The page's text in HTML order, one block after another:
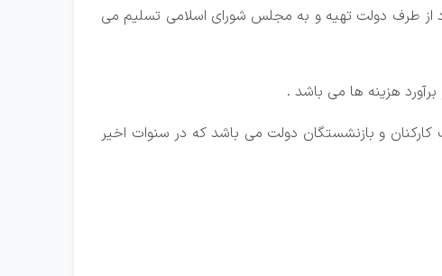
از طرف دولت تهیه و به مجلس شورای اسلامی تسلیم می
و بازنشستگان دولت می باشد که در سنوات اخیر